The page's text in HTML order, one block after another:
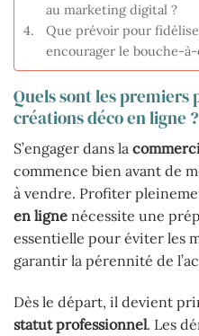
au marketing digital ?
Que prévoir pour
encourager le bouche-
Quels sont les premiers
créations déco en ligne ?
S’engager dans la
commence bien avant de
à vendre. Profiter
en ligne nécessite une
essentielle pour éviter les
garantir la pérennité de
Dès le départ, il devient
statut professionnel. Les